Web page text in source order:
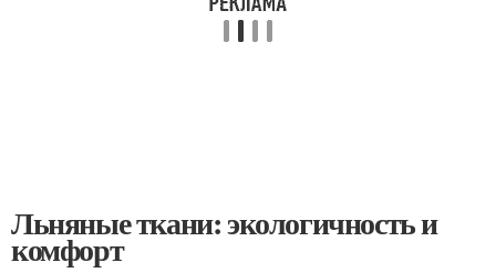
Льняные ткани: экологичность и
комфорт